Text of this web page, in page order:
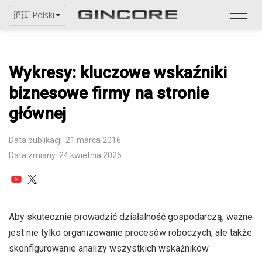
🇵🇱 Polski
Wykresy: kluczowe wskaźniki
biznesowe firmy na stronie
głównej
Data publikacji: 21 marca 2016
Data zmiany: 24 kwietnia 2025
Aby skutecznie prowadzić działalność gospodarczą, ważne
jest nie tylko organizowanie procesów roboczych, ale także
skonfigurowanie analizy wszystkich wskaźników